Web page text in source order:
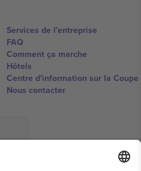
Services de l'entreprise
FAQ
Comment ça marche
Hôtels
Centre d'information sur la Coupe
Nous contacter